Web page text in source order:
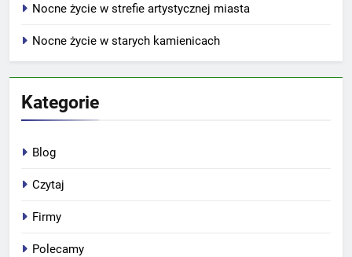
Nocne życie w strefie artystycznej miasta
Nocne życie w starych kamienicach
Kategorie
Blog
Czytaj
Firmy
Polecamy